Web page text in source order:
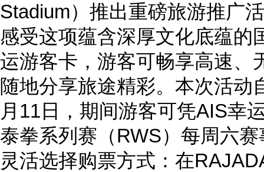
Stadium）推出重磅旅游推广
感受这项蕴含深厚文化底蕴
运游客卡，游客可畅享高速、
随地分享旅途精彩。本次活动
月11日，期间游客可凭AIS幸
泰拳系列赛（RWS）每周六
灵活选择购票方式：在